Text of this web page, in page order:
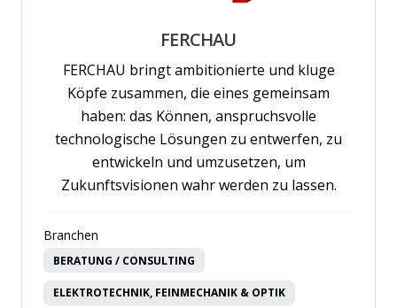
FERCHAU
FERCHAU bringt ambitionierte und kluge
Köpfe zusammen, die eines gemeinsam
haben: das Können, anspruchsvolle
technologische Lösungen zu entwerfen, zu
entwickeln und umzusetzen, um
Zukunftsvisionen wahr werden zu lassen.
Branchen
BERATUNG / CONSULTING
ELEKTROTECHNIK, FEINMECHANIK & OPTIK